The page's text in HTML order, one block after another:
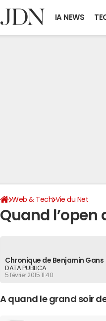
IA NEWS
Web & Tech Vie du Net
Quand
Chronique de Benjamin Gans
DATA PUBLICA
5 février 2015 11:40
A quand le grand soir